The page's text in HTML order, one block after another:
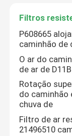
Filtros de
Filtros da
Marine
Filtros
P608665
caminhão de
O ar do
de ar de
Rotação
do caminhão
chuva de
Filtro de ar
21496510